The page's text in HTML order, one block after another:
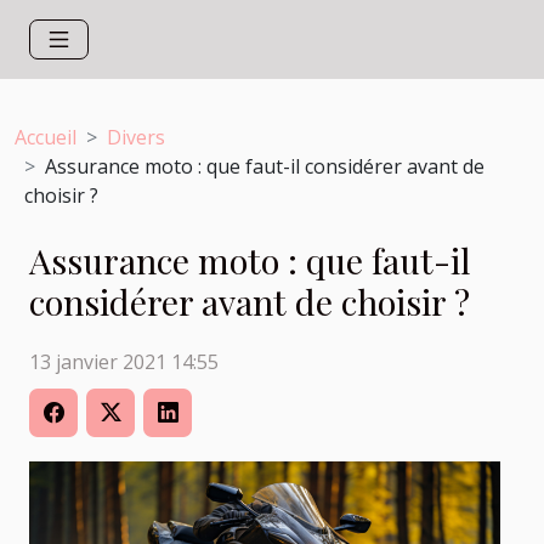
Accueil
Divers
Assurance moto : que faut-il considérer avant de
choisir ?
Assurance moto : que faut-il
considérer avant de choisir ?
13 janvier 2021 14:55